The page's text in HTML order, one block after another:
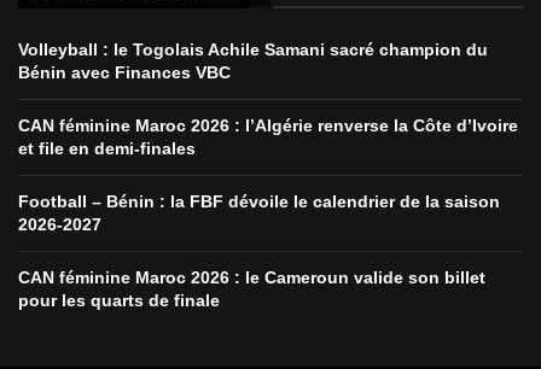
Volleyball : le Togolais Achile Samani sacré champion du
Bénin avec Finances VBC
CAN féminine Maroc 2026 : l’Algérie renverse la Côte d’Ivoire
et file en demi-finales
Football – Bénin : la FBF dévoile le calendrier de la saison
2026-2027
CAN féminine Maroc 2026 : le Cameroun valide son billet
pour les quarts de finale